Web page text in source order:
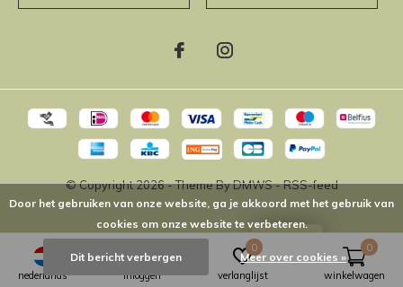
© Copyright2026- Theme ByDMWS-RSS-feed
nederlands inloggen verlanglijst
0
winkelwagen
0
The Short Way4,9/5- 16Reviews @
Door het gebruiken van onze website, ga je akkoord met het gebruik van
cookies om onze website te verbeteren.
Dit bericht verbergen Meer over cookies »
LOYALTY